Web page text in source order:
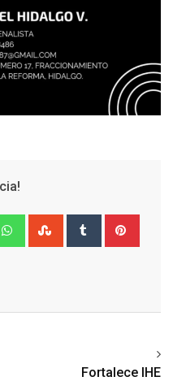
WhatsappStumbleUpon
Tumblr
Fortalece IHE